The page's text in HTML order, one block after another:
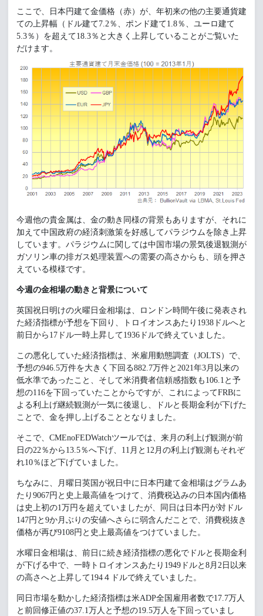
ここで、日本円建て金価格（赤）が、年初来の他の主要通貨建
ての上昇幅（ドル建て7.2％、ポンド建て1.8％、ユーロ建て
5.3％）を超えて18.3％と大きく上昇していることがご覧いた
だけます。
今週他の貴金属は、金の動き同様の背景もありますが、それに
加えて中国政府の経済刺激策を好感してパラジウムを除き上昇
しています。パラジウムに関しては中国市場の景気後退観測が
ガソリン車の排ガス処理装置への需要の高さからも、頭を押さ
えている模様です。
今週の金相場の動きと背景について
英国祝日明けの火曜日金相場は、ロンドン時間午後に発表され
た経済指標が予想を下回り、トロイオンスあたり1938ドルへと
前日から17ドル一時上昇して1936ドルで終えていました。
この悪化していた経済指標は、米雇用動態調査（JOLTS）で、
予想の946.5万件を大きく下回る882.7万件と2021年3月以来の
低水準であったこと、そして米消費者信頼感指数も106.1と予
想の116を下回っていたことからですが、これによってFRBに
よる利上げ継続観測が一気に後退し、ドルと長期金利が下げた
ことで、金を押し上げることとなりました。
そこで、CMEnoFEDWatchツールでは、来月の利上げ観測が前
日の22％から13.5％へ下げ、11月と12月の利上げ観測もそれぞ
れ10％ほど下げていました。
ちなみに、月曜日英国が祝日中に日本円建て金相場はグラムあ
たり9067円と史上最高値をつけて、消費税込みの日本国内価格
は史上初の1万円を超えていましたが、同日は日本円が対ドル
147円と9か月ぶりの安値へさらに弱含んだことで、消費税抜き
価格が再び9108円と史上最高値をつけていました。
水曜日金相場は、前日に続き経済指標の悪化でドルと長期金利
が下げる中で、一時トロイオンスあたり1949ドルと8月2日以来
の高さへと上昇して194４ドルで終えていました。
同日市場を動かした経済指標は米ADP全国雇用者数で17.7万人
と前回修正値の37.1万人と予想の19.5万人を下回っていまし